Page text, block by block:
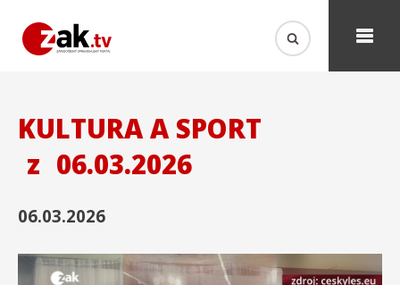
KULTURA A SPORT
z 06.03.2026
06.03.2026